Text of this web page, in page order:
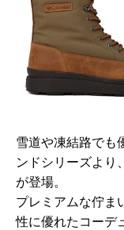
雪道や凍結路でも
ンドシリーズより
が登場。
プレミアムな佇ま
性に優れたコーデ